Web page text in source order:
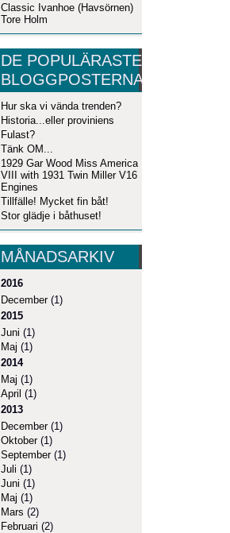
Classic Ivanhoe (Havsörnen)
Tore Holm
DE POPULÄRASTE
BLOGGPOSTERNA
Hur ska vi vända trenden?
Historia...eller proviniens
Fulast?
Tänk OM...
1929 Gar Wood Miss America
VIII with 1931 Twin Miller V16
Engines
Tillfälle! Mycket fin båt!
Stor glädje i båthuset!
MÅNADSARKIV
2016
December(1)
2015
Juni (1)
Maj (1)
2014
Maj (1)
April (1)
2013
December(1)
Oktober(1)
September(1)
Juli (1)
Juni (1)
Maj (1)
Mars (2)
Februari (2)